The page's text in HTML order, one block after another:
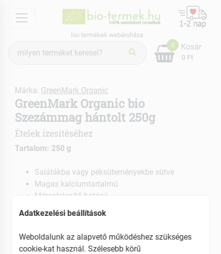
menu
bio termékek webáruháza
keresés
0
0 Ft
Kosár
Márka: GreenMark Organic
GreenMark Organic bio
Szezámmag hántolt 250g
Ételek ízesítéséhez
Tartalom: 250 g
Salátákba vagy péksüteményekbe sütve
Magas kalciumtartalmú
Méregtelenítő hatású
EAN: 5999884931171
Adatkezelési beállítások
Weboldalunk az alapvető működéshez szükséges
cookie-kat használ. Szélesebb körű